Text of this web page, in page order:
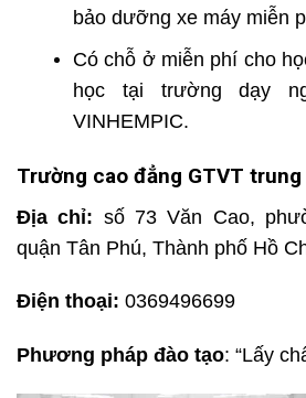
bảo dưỡng xe máy miễn
Có chỗ ở miễn phí cho
học tại trường dạy
VINHEMPIC.
Trường cao đẳng GTVT
Địa chỉ: số 73 Văn Cao,
quận Tân Phú, Thành phố Hồ
Điện thoại: 0369496699
Phương pháp đào tạo: “Lấy